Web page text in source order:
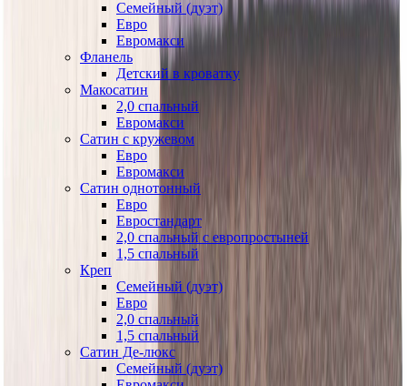
Семейный (дуэт)
Евро
Евромакси
Фланель
Детский в кроватку
Макосатин
2,0 спальный
Евромакси
Сатин с кружевом
Евро
Евромакси
Сатин однотонный
Евро
Евростандарт
2,0 спальный с европростыней
1,5 спальный
Креп
Семейный (дуэт)
Евро
2,0 спальный
1,5 спальный
Сатин Де-люкс
Семейный (дуэт)